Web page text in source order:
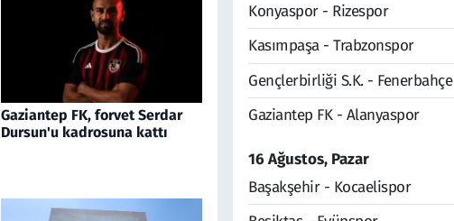
Gaziantep FK, forvet Serdar
Dursun'u kadrosuna kattı
Konyaspor - Rizespor
Kasımpaşa - Trabzonspor
Gençlerbirliği S.K. - Fenerbahçe
Gaziantep FK - Alanyaspor
16 Ağustos, Pazar
Başakşehir - Kocaelispor